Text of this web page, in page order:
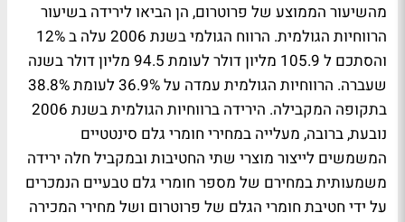
מהשיעור הממוצע של פרוטרום, הן הביאו לירידה בשיעור
הרווחיות הגולמית. הרווח הגולמי בשנת 2006 עלה ב 12%
והסתכם ל 105.9 מליון דולר לעומת 94.5 מליון דולר בשנה
שעברה. הרווחיות הגולמית עמדה על 36.9% לעומת 38.8%
בתקופה המקבילה. הירידה ברווחיות הגולמית בשנת 2006
נובעת, ברובה, מעלייה במחירי חומרי גלם סינטטיים
המשמשים לייצור מוצרי שתי החטיבות ובמקביל חלה ירידה
משמעותית במחירם של מספר חומרי גלם טבעיים הנמכרים
על ידי חטיבת חומרי הגלם של פרוטרום ושל מחירי המכירה